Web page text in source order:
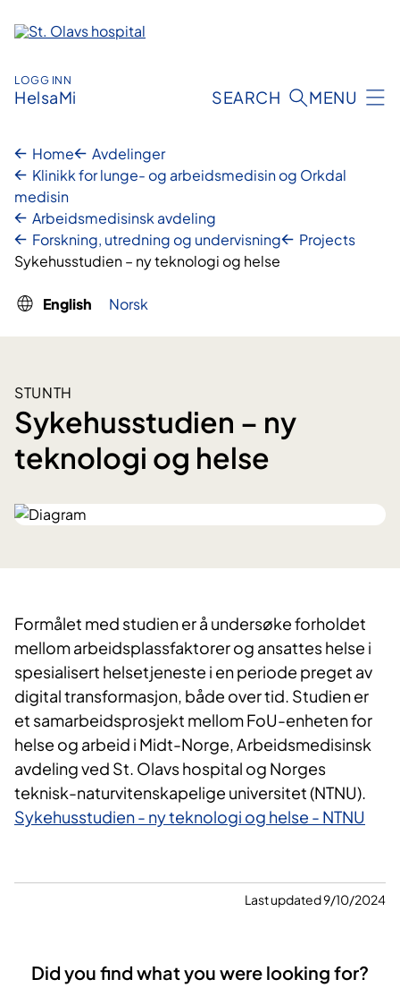
content
LOGG INN
HelsaMi SEARCH MENU
Home
Avdelinger
Klinikk for lunge- og arbeidsmedisin og Orkdal
medisin
Arbeidsmedisinsk avdeling
Forskning, utredning og undervisning
Projects
Sykehusstudien – ny teknologi og helse
English Norsk
STUNTH
Sykehusstudien – ny
teknologi og helse
Formålet med studien er å undersøke forholdet
mellom arbeidsplassfaktorer og ansattes helse i
spesialisert helsetjeneste i en periode preget av
digital transformasjon, både over tid. Studien er
et samarbeidsprosjekt mellom FoU-enheten for
helse og arbeid i Midt-Norge, Arbeidsmedisinsk
avdeling ved St. Olavs hospital og Norges
teknisk-naturvitenskapelige universitet (NTNU).
Sykehusstudien - ny teknologi og helse - NTNU
Last updated 9/10/2024
Did you find what you were looking for?